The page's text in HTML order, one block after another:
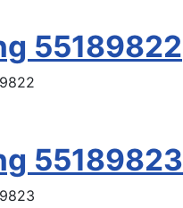
55189822
55189823